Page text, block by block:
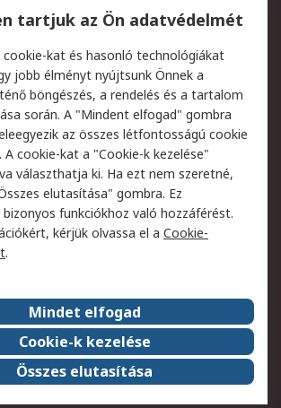
Szállítás
Az RS értékesítési
feltételei
Email biztonság
Weboldal felhasználói
szabályzata
Képviseletek
Vállalatcsoport
Díjak és elismerések
tartjuk az Ön adatvédelmét
cookie-kat és hasonló technológiákat
jobb élményt nyújtsunk Önnek a
böngészés, a rendelés és a tartalom
során. A "Mindent elfogad" gombra
az összes létfontosságú cookie
A cookie-kat a "Cookie-k kezelése"
választhatja ki. Ha ezt nem szeretné,
elutasítása" gombra. Ez
funkciókhoz való hozzáférést.
kérjük olvassa el a Cookie-
.
Mindet elfogad
Cookie-k kezelése
Összes elutasítása